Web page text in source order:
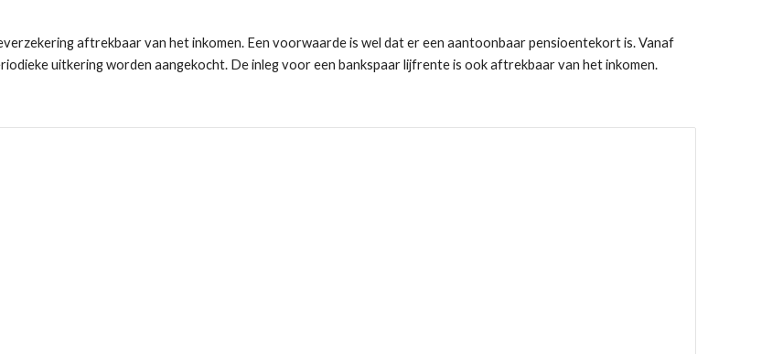
aftrekbaar van het inkomen. Een voorwaarde is wel dat er een aantoonbaar pensioentekort is. Vanaf
uitkering worden aangekocht. De inleg voor een bankspaar lijfrente is ook aftrekbaar van het inkomen.